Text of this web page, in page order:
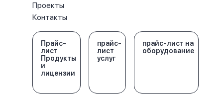
Проекты
Контакты
Прайс-
лист
Продукты
и
лицензии
прайс-
лист
услуг
прайс-лист на
оборудование